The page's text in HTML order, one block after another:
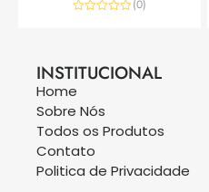
(0)
INSTITUCIONAL
Home
Sobre Nós
Todos os Produtos
Contato
Politica de Privacidade